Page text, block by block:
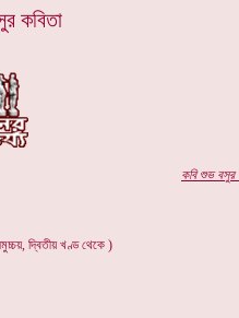
দ্বিতীয় খণ্ড থেকে )
কবিতা
কবিশুভ বসুর